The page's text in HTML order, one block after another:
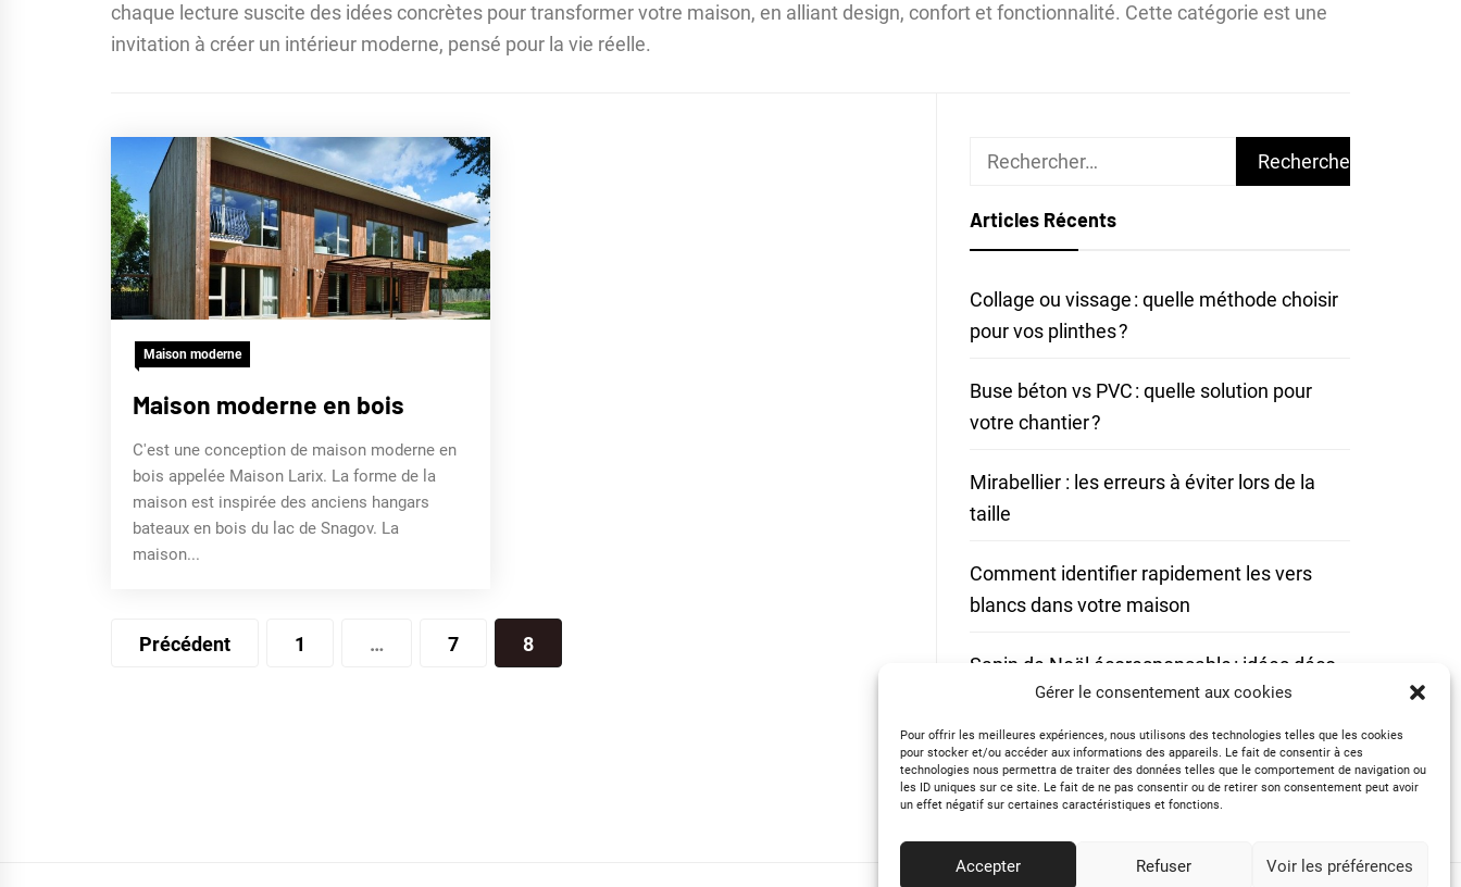
Gérer le consentement aux cookies
Pour offrir les meilleures expériences, nous utilisons des technologies telles que les cookies
pour stocker et/ou accéder aux informations des appareils. Le fait de consentir à ces
technologies nous permettra de traiter des données telles que le comportement de navigation ou
les ID uniques sur ce site. Le fait de ne pas consentir ou de retirer son consentement peut avoir
un effet négatif sur certaines caractéristiques et fonctions.
Accepter Refuser Voir les préférences
chaque lecture suscite des idées concrètes pour transformer votre maison, en alliant design, confort et fonctionnalité. Cette catégorie est une
invitation à créer un intérieur moderne, pensé pour la vie réelle.
Maison moderne
Maison moderne en bois
C'est une conception de maison moderne en
bois appelée Maison Larix. La forme de la
maison est inspirée des anciens hangars
bateaux en bois du lac de Snagov. La
maison...
Pagination
Précédent 1 … 7 8
Rechercher :
Articles Récents
Collage ou vissage : quelle méthode choisir
pour vos plinthes ?
Buse béton vs PVC : quelle solution pour
votre chantier ?
Mirabellier : les erreurs à éviter lors de la
taille
Comment identifier rapidement les vers
blancs dans votre maison
Sapin de Noël écoresponsable : idées déco
durables et originales
Suivez-Nous Sur Facebook